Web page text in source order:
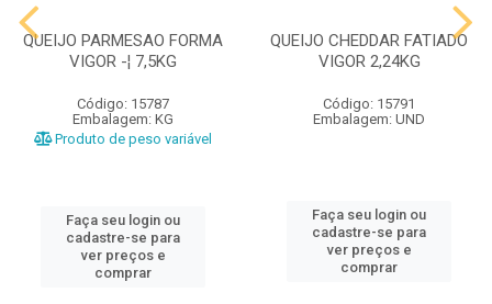
QUEIJO PARMESAO FORMA
VIGOR -¦ 7,5KG
Código: 15787
Embalagem: KG
Produto de peso variável
Faça seu login ou
cadastre-se para
ver preços e
comprar
QUEIJO CHEDDAR FATIADO
VIGOR 2,24KG
Código: 15791
Embalagem: UND
Faça seu login ou
cadastre-se para
ver preços e
comprar